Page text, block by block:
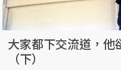
大家都下交流道，
（下）